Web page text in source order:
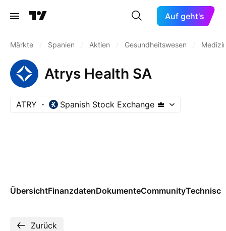
Auf geht's
Märkte Spanien Aktien Gesundheitswesen
Atrys Health SA
ATRY Spanish Stock Exchange
ÜbersichtFinanzdatenDokumenteCommunity
Zurück